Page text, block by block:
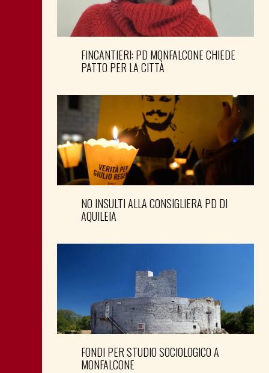
FINCANTIERI: PD MONFALCONE CHIEDE
PATTO PER LA CITTÀ
NO INSULTI ALLA CONSIGLIERA PD DI
AQUILEIA
FONDI PER STUDIO SOCIOLOGICO A
MONFALCONE